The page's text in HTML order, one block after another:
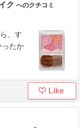
ク へのクチコミ
、す
ったか
Like